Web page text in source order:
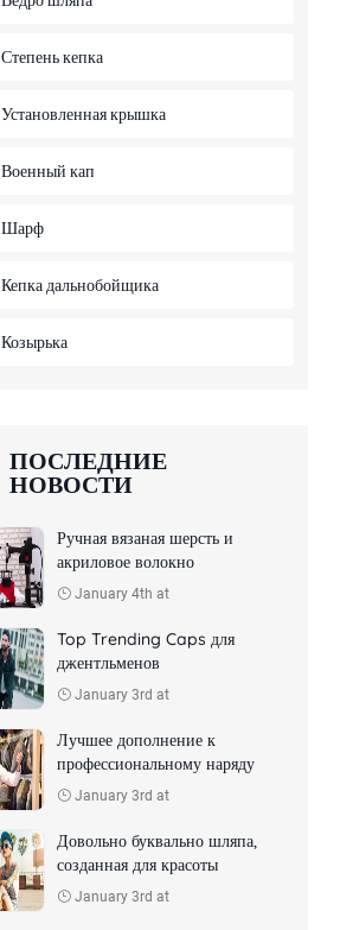
Степень кепка
Установленная крышка
Военный кап
Шарф
Кепка дальнобойщика
Козырька
ПОСЛЕДНИЕ
НОВОСТИ
Ручная вязаная шерсть и
акриловое волокно
January 4th at
Top Trending Caps для
джентльменов
January 3rd at
Лучшее дополнение к
профессиональному наряду
January 3rd at
Довольно буквально шляпа,
созданная для красоты
January 3rd at